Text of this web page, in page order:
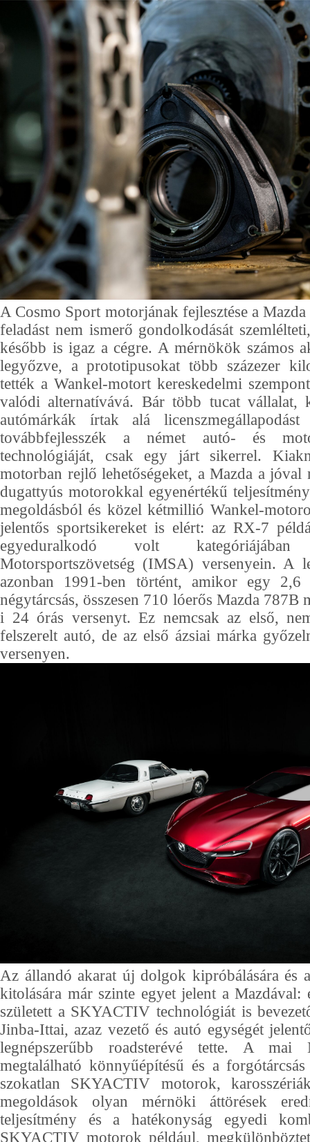
A Cosmo Sport motorjának fejlesztése a
feladást nem ismerő gondolkodását
később is igaz a cégre. A mérnökök számos
legyőzve, a prototipusokat több százezer
tették a Wankel-motort kereskedelmi
valódi alternatívává. Bár több tucat vállalat,
autómárkák írtak alá
továbbfejlesszék a német autó- és
technológiáját, csak egy járt sikerrel.
motorban rejlő lehetőségeket, a Mazda a jóval
dugattyús motorokkal egyenértékű
megoldásból és közel kétmillió Wankel-
jelentős sportsikereket is elért: az RX-7
egyeduralkodó volt
Motorsportszövetség (IMSA) versenyein. A
azonban 1991-ben történt, amikor egy 2,6
négytárcsás, összesen 710 lóerős Mazda 787B
i 24 órás versenyt. Ez nemcsak az első,
felszerelt autó, de az első ázsiai márka
versenyen.
Az állandó akarat új dolgok kipróbálására és
kitolására már szinte egyet jelent a Mazdával:
született a SKYACTIV technológiát is
Jinba-Ittai, azaz vezető és autó egységét
legnépszerűbb roadsterévé tette. A mai
megtalálható könnyűépítésű és a
szokatlan SKYACTIV motorok,
megoldások olyan mérnöki áttörések
teljesítmény és a hatékonyság egyedi
SKYACTIV motorok például,